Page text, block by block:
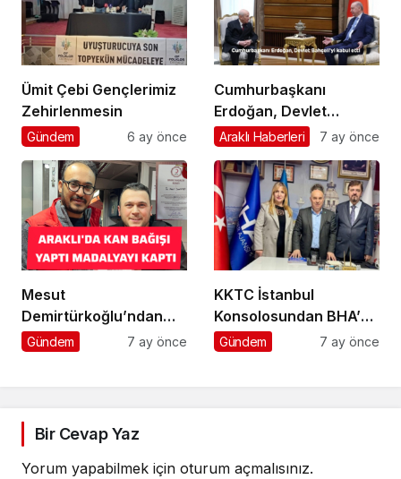
Ümit Çebi Gençlerimiz
Zehirlenmesin
Gündem 6 ay önce
Cumhurbaşkanı
Erdoğan, Devlet
Bahçeli’yi kabul etti
Araklı Haberleri 7 ay önce
Mesut
Demirtürkoğlu’ndan
Örnek Davranış
Gündem 7 ay önce
KKTC İstanbul
Konsolosundan BHA’ya
Ziyaret
Gündem 7 ay önce
Bir Cevap Yaz
Yorum yapabilmek için oturum açmalısınız.